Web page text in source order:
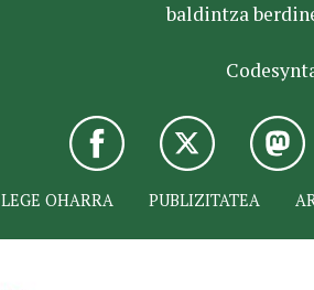
baldintza
LEGE OHARRA PUBLIZITATEA